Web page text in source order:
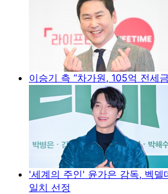
이승기 측 “차가원, 105억 전세
'세계의 주인' 윤가은 감독, 벡델
일치 선정